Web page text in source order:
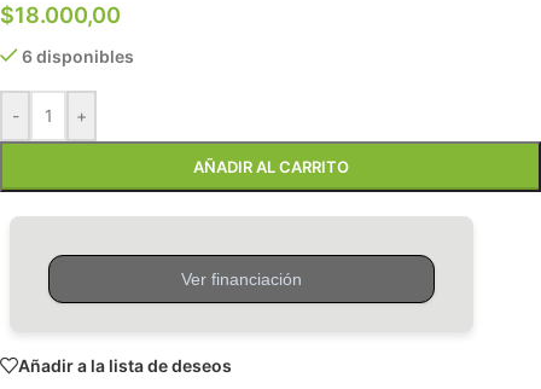
$18.000,00
6 disponibles
- +
AÑADIR AL CARRITO
Añadir a la lista de deseos